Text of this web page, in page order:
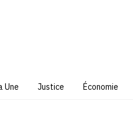
Une Justice Économie